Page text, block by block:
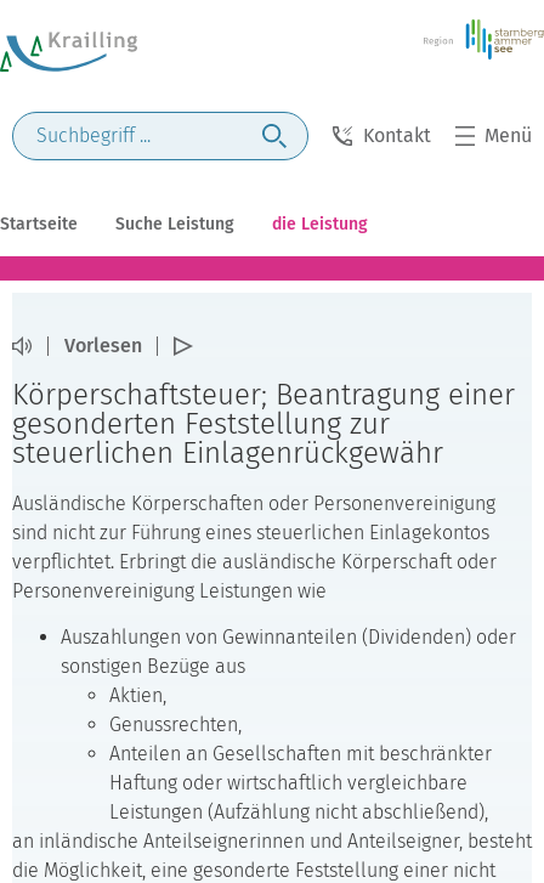
Kontakt Menü
Startseite Suche Leistung die Leistung
Vorlesen
Körperschaftsteuer; Beantragung einer
gesonderten Feststellung zur
steuerlichen Einlagenrückgewähr
Ausländische Körperschaften oder Personenvereinigung
sind nicht zur Führung eines steuerlichen Einlagekontos
verpflichtet. Erbringt die ausländische Körperschaft oder
Personenvereinigung Leistungen wie
Auszahlungen von Gewinnanteilen (Dividenden) oder
sonstigen Bezüge aus
Aktien,
Genussrechten,
Anteilen an Gesellschaften mit beschränkter
Haftung oder wirtschaftlich vergleichbare
Leistungen (Aufzählung nicht abschließend),
an inländische Anteilseignerinnen und Anteilseigner, besteht
die Möglichkeit, eine gesonderte Feststellung einer nicht